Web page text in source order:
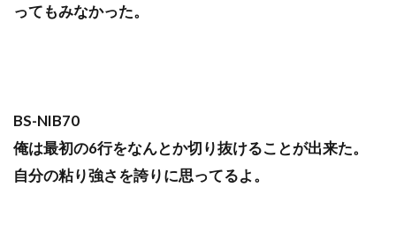
ってもみなかった。
BS-NIB70
俺は最初の6行をなんとか切り抜けることが出来た。
自分の粘り強さを誇りに思ってるよ。